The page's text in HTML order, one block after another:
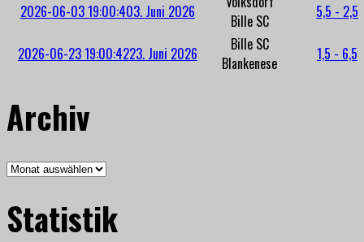
2026-06-03 19:00:403. Juni 2026
Bille SC
5,5 - 2,5
2026-06-23 19:00:4223. Juni 2026
Bille SC
Blankenese
1,5 - 6,5
Archiv
Archiv
Statistik